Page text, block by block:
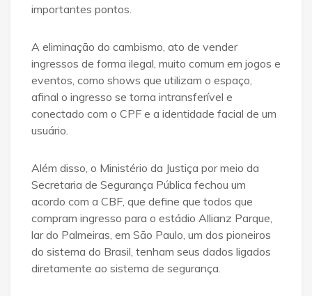
importantes pontos.
A eliminação do cambismo, ato de vender
ingressos de forma ilegal, muito comum em jogos e
eventos, como shows que utilizam o espaço,
afinal o ingresso se torna intransferível e
conectado com o CPF e a identidade facial de um
usuário.
Além disso, o Ministério da Justiça por meio da
Secretaria de Segurança Pública fechou um
acordo com a CBF, que define que todos que
compram ingresso para o estádio Allianz Parque,
lar do Palmeiras, em São Paulo, um dos pioneiros
do sistema do Brasil, tenham seus dados ligados
diretamente ao sistema de segurança.